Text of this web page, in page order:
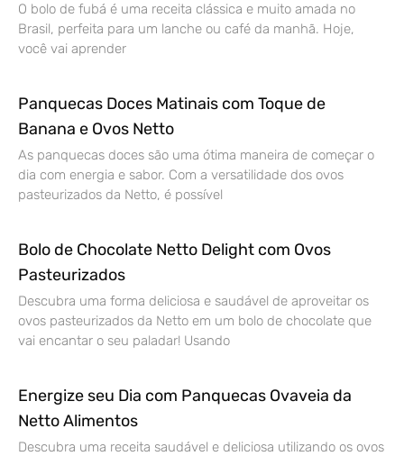
O bolo de fubá é uma receita clássica e muito amada no
Brasil, perfeita para um lanche ou café da manhã. Hoje,
você vai aprender
Panquecas Doces Matinais com Toque de
Banana e Ovos Netto
As panquecas doces são uma ótima maneira de começar o
dia com energia e sabor. Com a versatilidade dos ovos
pasteurizados da Netto, é possível
Bolo de Chocolate Netto Delight com Ovos
Pasteurizados
Descubra uma forma deliciosa e saudável de aproveitar os
ovos pasteurizados da Netto em um bolo de chocolate que
vai encantar o seu paladar! Usando
Energize seu Dia com Panquecas Ovaveia da
Netto Alimentos
Descubra uma receita saudável e deliciosa utilizando os ovos